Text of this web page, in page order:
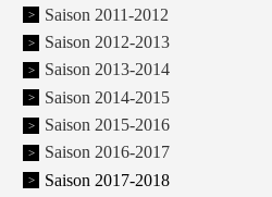
Saison 2011-2012
Saison 2012-2013
Saison 2013-2014
Saison 2014-2015
Saison 2015-2016
Saison 2016-2017
Saison 2017-2018